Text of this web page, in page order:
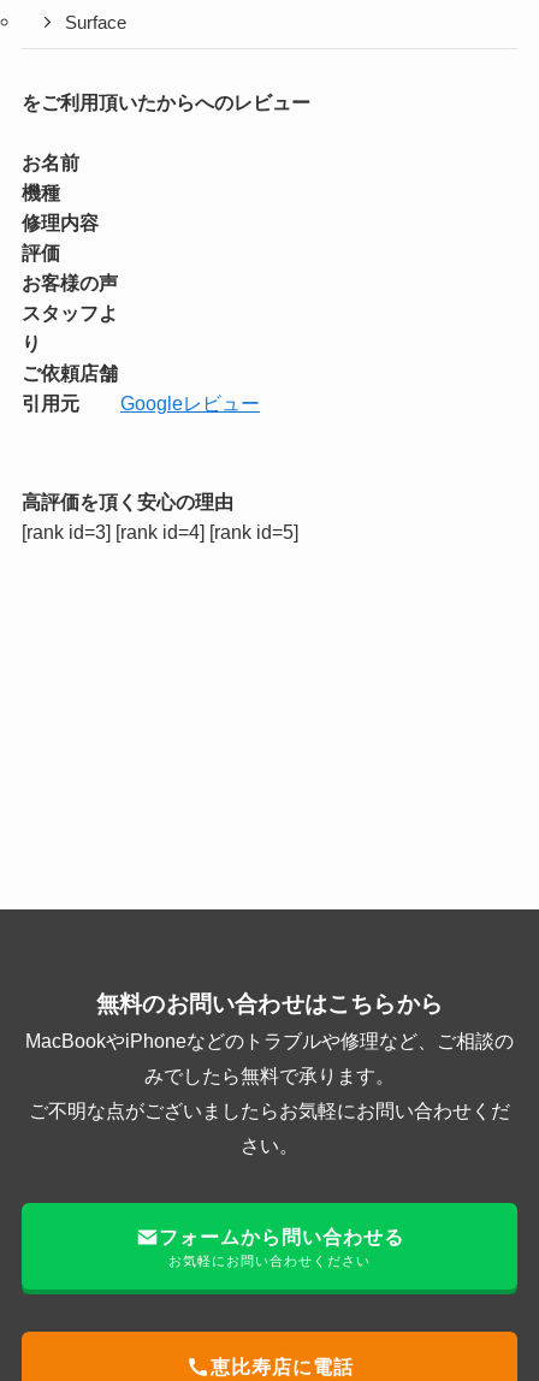
Surface
をご利用頂いたからへのレビュー
お名前
機種
修理内容
評価
お客様の声
スタッフよ
り
ご依頼店舗
引用元
Googleレビュー
高評価を頂く安心の理由
[rank id=3] [rank id=4] [rank id=5]
無料のお問い合わせはこちらから
MacBookやiPhoneなどのトラブルや修理など、ご相談の
みでしたら無料で承ります。
ご不明な点がございましたらお気軽にお問い合わせくだ
さい。
フォームから問い合わせる
お気軽にお問い合わせください
恵比寿店に電話